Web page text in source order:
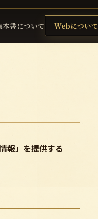
本書について Webについ
報」を提供する